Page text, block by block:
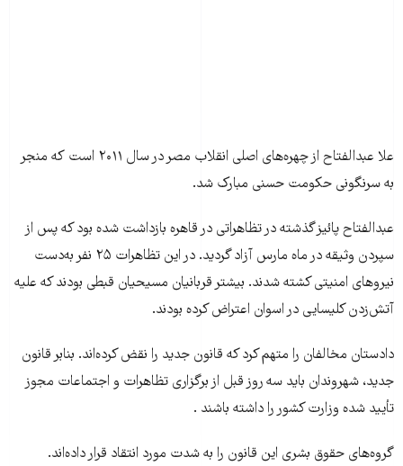
علا عبدالفتاح از چهره‌های اصلی انقلاب مصر در سال ۲۰۱۱ است که منجر
به سرنگونی حکومت حسنی مبارک شد.
عبدالفتاح پائیز گذشته در تظاهراتی در قاهره بازداشت شده بود که پس از
سپردن وثیقه در ماه مارس آزاد گردید. در این تظاهرات ۲۵ نفر به‌دست
نیروهای امنیتی کشته شدند. بیشتر قربانیان مسیحیان قبطی بودند که علیه
آتش‌زدن کلیسایی در اسوان اعتراض کرده بودند.
دادستان مخالفان را متهم کرد که قانون جدید را نقض کرده‌اند. بنابر قانون
جدید، شهروندان باید سه روز قبل از برگزاری تظاهرات و اجتماعات مجوز
تأیید شده وزارت کشور را داشته باشند .
گروه‌های حقوق بشری این قانون را به شدت مورد انتقاد قرار داده‌اند.